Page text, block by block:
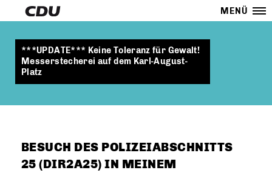
MENÜ
***UPDATE*** Keine Toleranz für Gewalt!
Messerstecherei auf dem Karl-August-
Platz
BESUCH DES POLIZEIABSCHNITTS
25 (DIR2A25) IN MEINEM